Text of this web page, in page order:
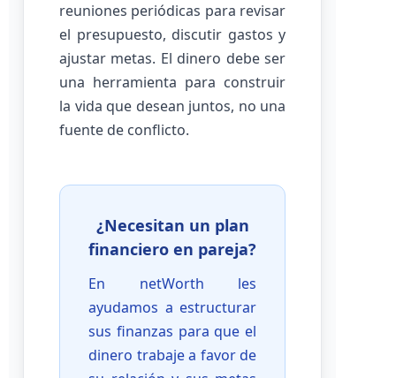
reuniones periódicas para revisar
el presupuesto, discutir gastos y
ajustar metas. El dinero debe ser
una herramienta para construir
la vida que desean juntos, no una
fuente de conflicto.
¿Necesitan un plan
financiero en pareja?
En netWorth les
ayudamos a estructurar
sus finanzas para que el
dinero trabaje a favor de